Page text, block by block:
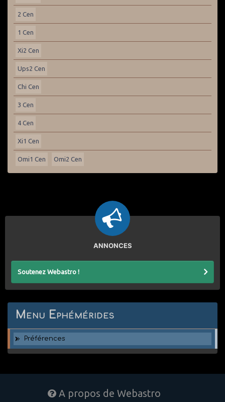
2 Cen
1 Cen
Xi2 Cen
Ups2 Cen
Chi Cen
3 Cen
4 Cen
Xi1 Cen
Omi1 Cen Omi2 Cen
ANNONCES
Soutenez Webastro !
Menu Ephémérides
Préférences
A propos de Webastro